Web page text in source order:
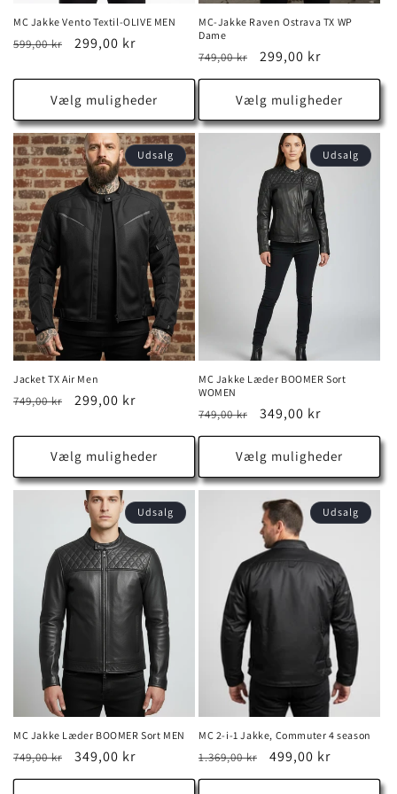
MC Jakke Vento Textil-OLIVE MEN
Normalpris
599,00 kr Udsalgspris
299,00 kr
Vælg muligheder
MC-Jakke Raven Ostrava TX WP
Dame
Normalpris
749,00 kr Udsalgspris
299,00 kr
Vælg muligheder
Udsalg
Jacket TX Air Men
Normalpris
749,00 kr Udsalgspris
299,00 kr
Vælg muligheder
Udsalg
MC Jakke Læder BOOMER Sort
WOMEN
Normalpris
749,00 kr Udsalgspris
349,00 kr
Vælg muligheder
Udsalg
MC Jakke Læder BOOMER Sort MEN
Normalpris
749,00 kr Udsalgspris
349,00 kr
Udsalg
MC 2-i-1 Jakke, Commuter 4 season
Normalpris
1.369,00 kr Udsalgspris
499,00 kr